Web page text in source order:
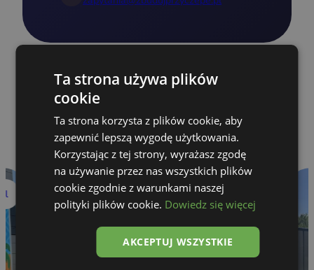
RESULTS OF OUR WORK
See also
Gastronomic
Ta strona używa plików
cookie
Ta strona korzysta z plików cookie, aby
zapewnić lepszą wygodę użytkowania.
Korzystając z tej strony, wyrażasz zgodę
na używanie przez nas wszystkich plików
cookie zgodnie z warunkami naszej
polityki plików cookie. Dowiedz się więcej
AKCEPTUJ WSZYSTKIE